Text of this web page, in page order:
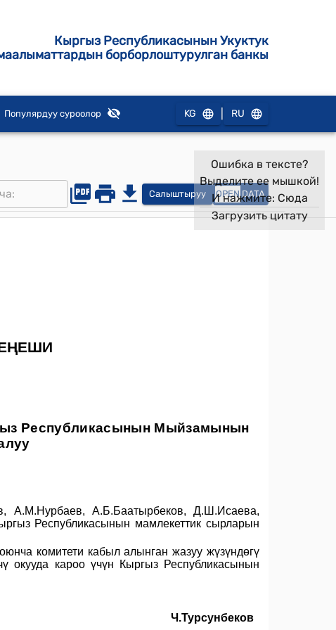
Кыргыз Республикасынын Укуктук
борборлоштурулган банкы
Популярдуу суроолор KG RU
Салыштыруу OPEN DATA
Ошибка в тексте?
Выделите ее мышкой!
И нажмите: Сюда
Загрузить цитату